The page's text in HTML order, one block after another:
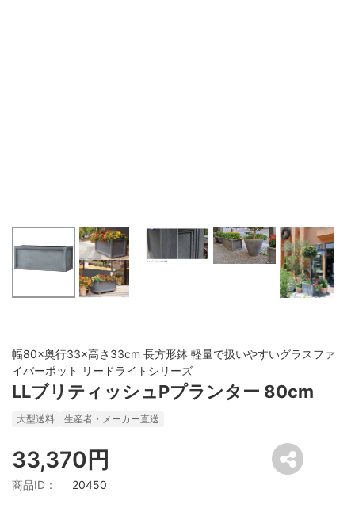
幅80×奥行33×高さ33cm 長方形鉢 軽量で扱いやすいグラスファ
イバーポット リードライトシリーズ
LLブリティッシュPプランター 80cm
大型送料 生産者・メーカー直送
33,370円
商品ID： 20450